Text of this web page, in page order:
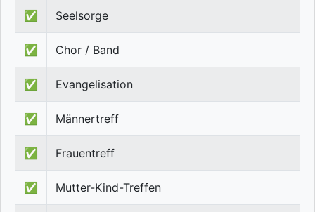
✅ Seelsorge
✅ Chor / Band
✅ Evangelisation
✅ Männertreff
✅ Frauentreff
✅ Mutter-Kind-Treffen